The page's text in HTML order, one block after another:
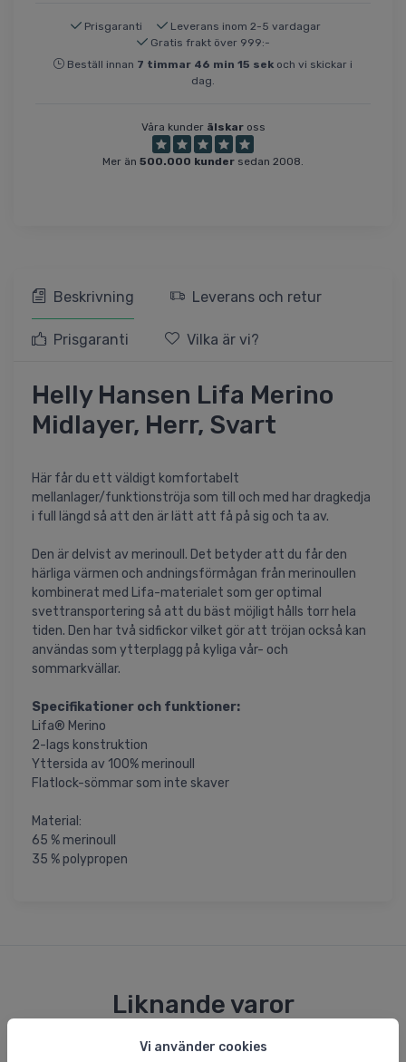
Vi använder cookies
Prisgaranti
Leverans inom 2-5 vardagar
Gratis frakt över 999:-
Beställ innan 7 timmar 46 min 15 sek och vi skickar i
dag.
Våra kunder älskaross
Mer än 500.000 kunder sedan 2008.
Beskrivning Leverans och retur
Prisgaranti Vilka är vi?
Helly Hansen Lifa Merino
Midlayer, Herr, Svart
Här får du ett väldigt komfortabelt
mellanlager/funktionströja som till och med har dragkedja
i full längd så att den är lätt att få på sig och ta av.
Den är delvist av merinoull. Det betyder att du får den
härliga värmen och andningsförmågan från merinoullen
kombinerat med Lifa-materialet som ger optimal
svettransportering så att du bäst möjligt hålls torr hela
tiden. Den har två sidfickor vilket gör att tröjan också kan
användas som ytterplagg på kyliga vår- och
sommarkvällar.
Specifikationer och funktioner:
Lifa® Merino
2-lags konstruktion
Yttersida av 100% merinoull
Flatlock-sömmar som inte skaver
Material:
65 % merinoull
35 % polypropen
Liknande varor